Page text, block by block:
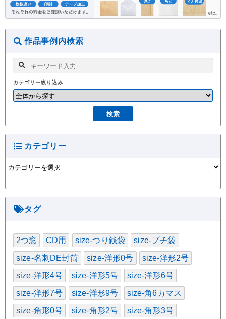
作品事例内検索
カテゴリー絞り込み
カテゴリー
カ
テ
タグ
2つ窓 CD用 size-つり銭袋 size-プチ袋
size-名刺DE封筒 size-洋形0号 size-洋形2号
size-洋形4号 size-洋形5号 size-洋形6号
size-洋形7号 size-洋形9号 size-角6カマス
size-角形0号 size-角形2号 size-角形3号